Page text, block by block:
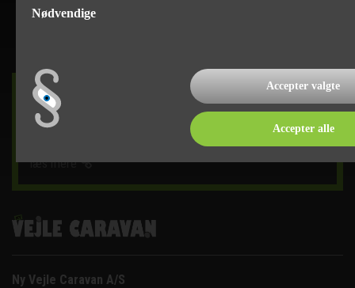
DET SKER
læs mere
Ny Vejle Caravan A/S
Nødvendige
Accepter valgte
Accepter alle